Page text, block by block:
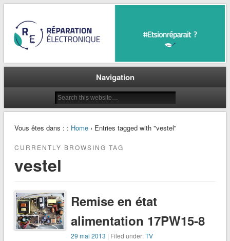
Réparation Electronique
Et si on réparait ?
Navigation
Vous êtes dans : : Home› Entries tagged with "vestel"
CURRENTLY BROWSING TAG
vestel
Remise en état
alimentation 17PW15-8
29 mai 2013 | Filed under:TV